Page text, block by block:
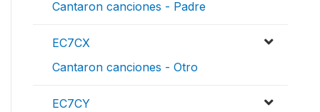
Cantaron canciones - Padre
EC7CX
Cantaron canciones - Otro
EC7CY